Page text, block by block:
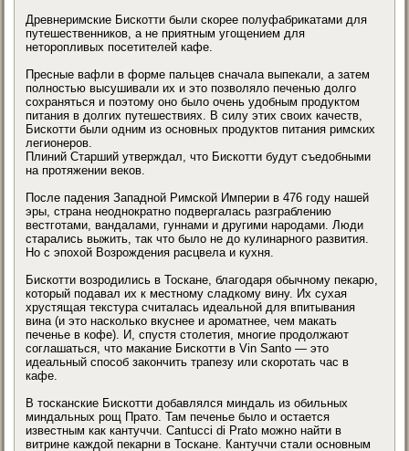
Древнеримские Бискотти были скорее полуфабрикатами для
путешественников, а не приятным угощением для
неторопливых посетителей кафе.
Пресные вафли в форме пальцев сначала выпекали, а затем
полностью высушивали их и это позволяло печенью долго
сохраняться и поэтому оно было очень удобным продуктом
питания в долгих путешествиях. В силу этих своих качеств,
Бискотти были одним из основных продуктов питания римских
легионеров.
Плиний Старший утверждал, что Бискотти будут съедобными
на протяжении веков.
После падения Западной Римской Империи в 476 году нашей
эры, страна неоднократно подвергалась разграблению
вестготами, вандалами, гуннами и другими народами. Люди
старались выжить, так что было не до кулинарного развития.
Но с эпохой Возрождения расцвела и кухня.
Бискотти возродились в Тоскане, благодаря обычному пекарю,
который подавал их к местному сладкому вину. Их сухая
хрустящая текстура считалась идеальной для впитывания
вина (и это насколько вкуснее и ароматнее, чем макать
печенье в кофе). И, спустя столетия, многие продолжают
соглашаться, что макание Бискотти в Vin Santo — это
идеальный способ закончить трапезу или скоротать час в
кафе.
В тосканские Бискотти добавлялся миндаль из обильных
миндальных рощ Прато. Там печенье было и остается
известным как кантуччи. Cantucci di Prato можно найти в
витрине каждой пекарни в Тоскане. Кантуччи стали основным